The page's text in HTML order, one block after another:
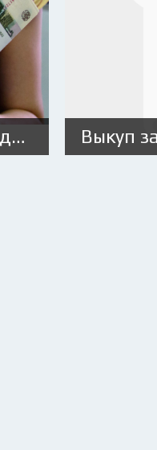
Где и на каких условиях выдают займ под ПТС с плохой кредитной историей?